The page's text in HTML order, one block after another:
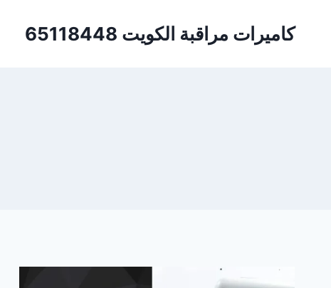
كاميرات مراقبة الكويت 65118448